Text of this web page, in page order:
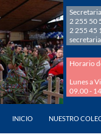
Secretaria
2 255 50
2 255 45
Horario
Lunes a
09.00 -
INICIO
NUESTRO